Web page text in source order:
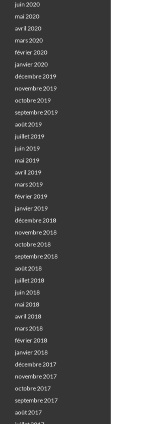
juin 2020
mai 2020
avril 2020
mars 2020
février 2020
janvier 2020
décembre 2019
novembre 2019
octobre 2019
septembre 2019
août 2019
juillet 2019
juin 2019
mai 2019
avril 2019
mars 2019
février 2019
janvier 2019
décembre 2018
novembre 2018
octobre 2018
septembre 2018
août 2018
juillet 2018
juin 2018
mai 2018
avril 2018
mars 2018
février 2018
janvier 2018
décembre 2017
novembre 2017
octobre 2017
septembre 2017
août 2017